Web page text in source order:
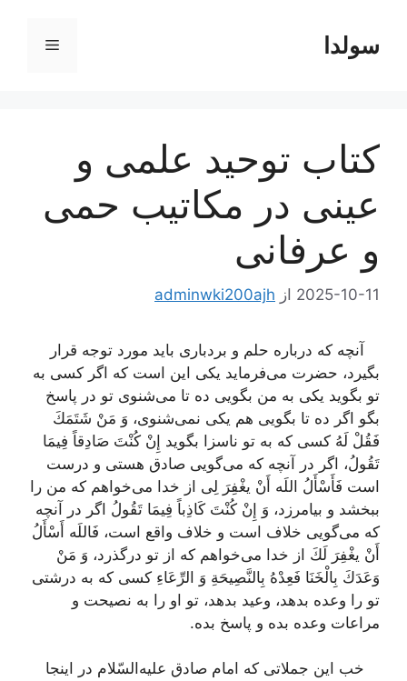
محتواسولدا فهرست
کتاب توحید علمی و
عینی در مکاتیب حمی
و عرفانی
2025-10-11 از adminwki200ajh
آنچه كه درباره حلم و بردباری باید مورد توجه قرار
بگیرد، حضرت می‌فرماید یكی این است كه اگر كسی به
تو بگوید یكی به من بگویی ده تا می‌شنوی تو در پاسخ
بگو اگر ده تا بگویی هم یكی نمی‌شنوی، وَ مَنْ شَتَمَكَ
فَقُلْ لَهُ‌ كسی كه به تو ناسزا بگوید إِنْ كُنْتَ صَادِقاً فِيمَا
تَقُولُ، اگر در آنچه كه می‌گویی صادق هستی و درست
است‌ فَأَسْأَلُ اللَه أَنْ يغْفِرَ لِى‌ از خدا می‌خواهم كه من را
ببخشد و بیامرزد، وَ إِنْ كُنْتَ كَاذِباً فِيمَا تَقُولُ‌ اگر در آنچه
كه می‌گویی خلاف است و خلاف واقع است، فَاللَه أَسْأَلُ
أَنْ يغْفِرَ لَكَ‌ از خدا می‌خواهم كه از تو درگذرد، وَ مَنْ
وَعَدَكَ بِالْخَنَا فَعِدْهُ بِالنَّصِيحَةِ وَ الرِّعَاءِ كسی كه به درشتی
تو را وعده بدهد، وعید بدهد، تو او را به نصیحت و
مراعات وعده بده و پاسخ بده.
خب این جملاتی كه امام صادق علیه‌السّلام در اینجا